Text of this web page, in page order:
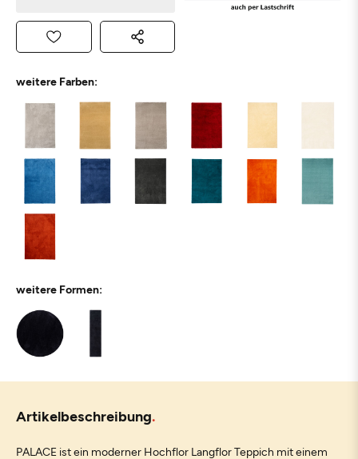
weitere Farben:
weitere Formen:
Artikelbeschreibung
PALACE ist ein moderner Hochflor Langflor Teppich mit einem